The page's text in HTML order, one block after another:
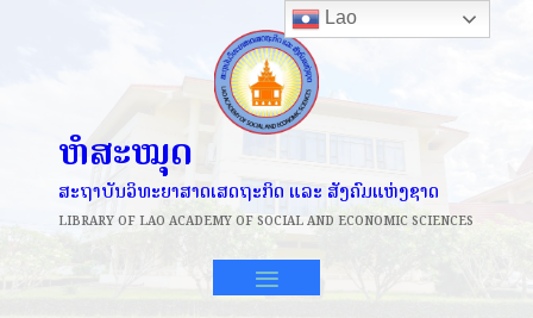
ຫໍສະໝຸດ
ສະຖາບັນວິທະຍາສາດເສດຖະກິດ ແລະ ສັງຄົມແຫ່ງຊາດ
LIBRARY OF LAO ACADEMY OF SOCIAL AND ECONOMIC SCIENCES
Lao